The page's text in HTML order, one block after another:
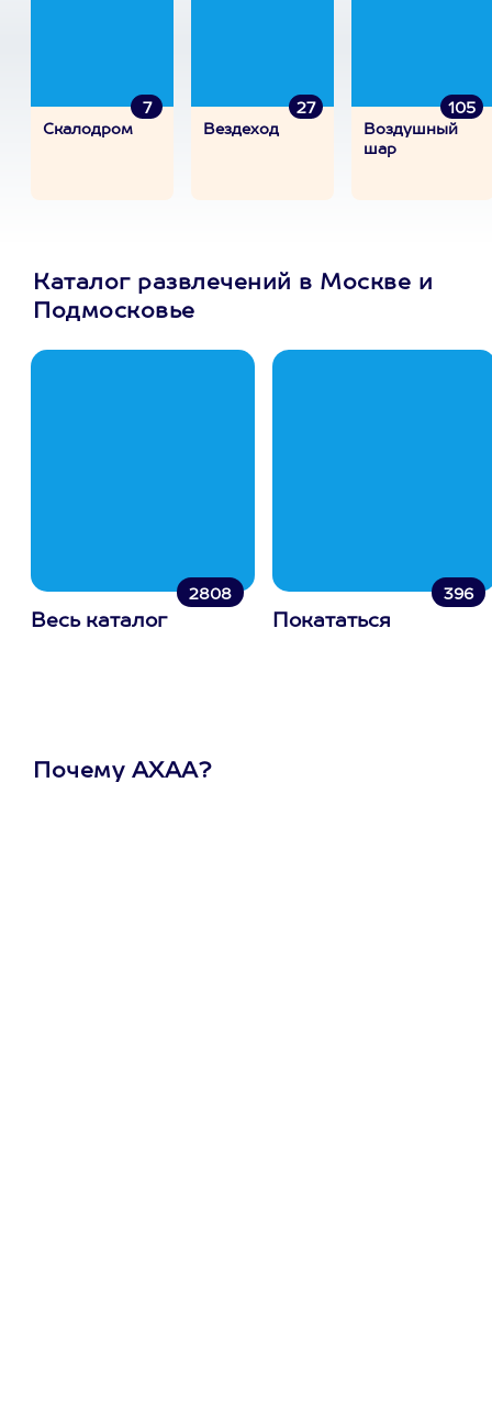
7
Скалодром
27
Вездеход
105
Воздушный
шар
Каталог развлечений в Москве и
Подмосковье
2808
Весь каталог
396
Покататься
Почему АХАА?